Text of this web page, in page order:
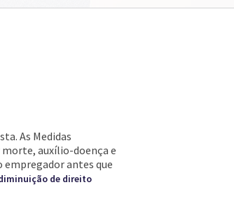
As Medidas
auxílio-doença e
empregador antes que
de direito